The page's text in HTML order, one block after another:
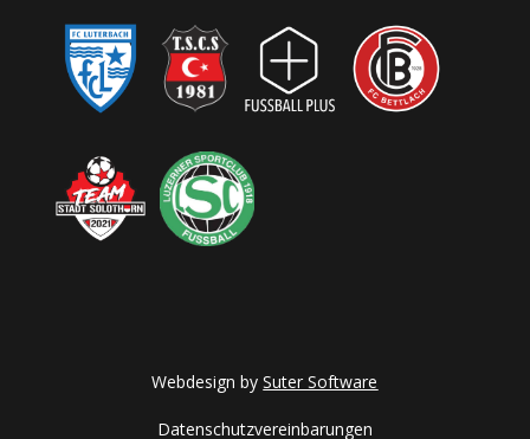
Webdesign bySuter Software
Datenschutzvereinbarungen